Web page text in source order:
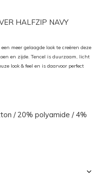
HALFZIP NAVY
​meer gelaagde look te creëren deze
en zijde. Tencel is duurzaam, licht
look & feel en is daarvoor perfect
/ 20% polyamide / 4%